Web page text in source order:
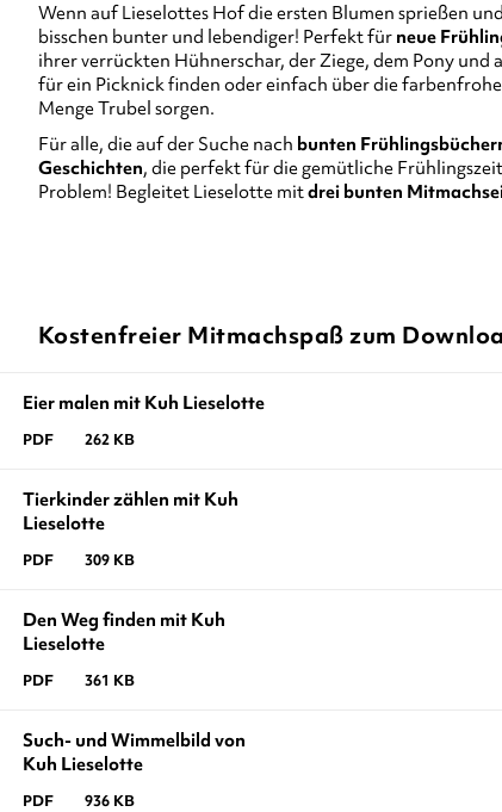
Wenn auf Lieselottes Hof die ersten Blumen sprießen
bisschen bunter und lebendiger! Perfekt für neue
ihrer verrückten Hühnerschar, der Ziege, dem Pony
für ein Picknick finden oder einfach über die
Menge Trubel sorgen.
Für alle, die auf der Suche nach bunten
Geschichten, die perfekt für die gemütliche
Problem! Begleitet Lieselotte mitdrei bunten
Kostenfreier Mitmachspaß zum
Eier malen mit Kuh Lieselotte
PDF 262 KB
Tierkinder zählen mit Kuh
Lieselotte
PDF 309 KB
Den Weg finden mit Kuh
Lieselotte
PDF 361 KB
Such- und Wimmelbild von
Kuh Lieselotte
PDF 936 KB